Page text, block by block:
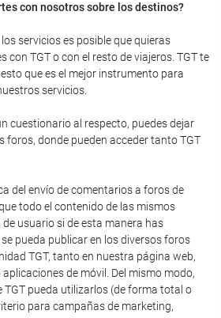
con nosotros sobre los destinos?
servicios es posible que quieras
con TGT o con el resto de viajeros. TGT te
que es el mejor instrumento para
servicios.
cuestionario al respecto, puedes dejar
foros, donde pueden acceder tanto TGT
del envío de comentarios a foros de
todo el contenido de las mismos
usuario si de esta manera has
pueda publicar en los diversos foros
TGT, tanto en nuestra página web,
de móvil. Del mismo modo,
TGT pueda utilizarlos (de forma total o
para campañas de marketing,